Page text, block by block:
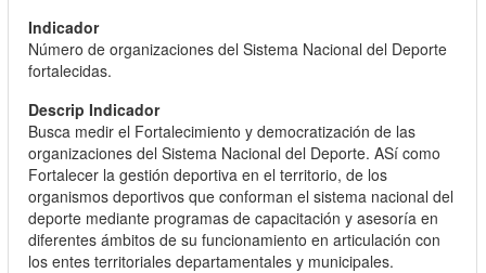
Número de organizaciones del Sistema Nacional del Deporte
fortalecidas.
Busca medir el Fortalecimiento y democratización de las
organizaciones del Sistema Nacional del Deporte. ASí como
Fortalecer la gestión deportiva en el territorio, de los
organismos deportivos que conforman el sistema nacional del
deporte mediante programas de capacitación y asesoría en
diferentes ámbitos de su funcionamiento en articulación con
los entes territoriales departamentales y municipales.